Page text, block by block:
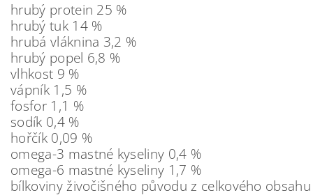
hrubý protein 25 %
hrubý tuk 14 %
hrubá vláknina 3,2 %
hrubý popel 6,8 %
vlhkost 9 %
vápník 1,5 %
fosfor 1,1 %
sodík 0,4 %
hořčík 0,09 %
omega-3 mastné kyseliny 0,4 %
omega-6 mastné kyseliny 1,7 %
bílkoviny živočišného původu z celkového